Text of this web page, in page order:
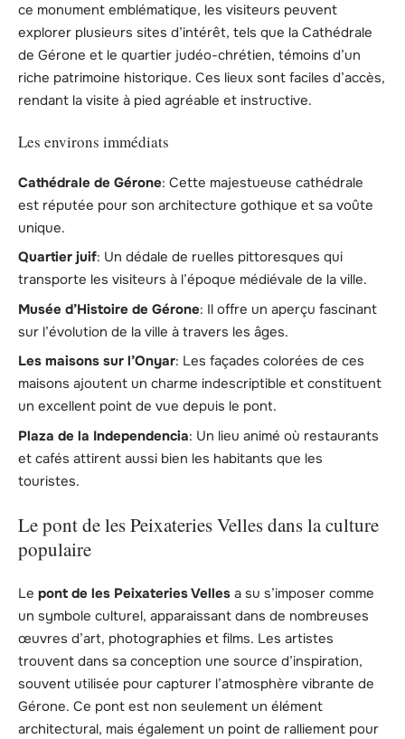
ce monument emblématique, les visiteurs peuvent
explorer plusieurs sites d’intérêt, tels que la Cathédrale
de Gérone et le quartier judéo-chrétien, témoins d’un
riche patrimoine historique. Ces lieux sont faciles d’accès,
rendant la visite à pied agréable et instructive.
Les environs immédiats
Cathédrale de Gérone: Cette majestueuse cathédrale
est réputée pour son architecture gothique et sa voûte
unique.
Quartier juif: Un dédale de ruelles pittoresques qui
transporte les visiteurs à l’époque médiévale de la ville.
Musée d’Histoire de Gérone: Il offre un aperçu fascinant
sur l’évolution de la ville à travers les âges.
Les maisons sur l’Onyar: Les façades colorées de ces
maisons ajoutent un charme indescriptible et constituent
un excellent point de vue depuis le pont.
Plaza de la Independencia: Un lieu animé où restaurants
et cafés attirent aussi bien les habitants que les
touristes.
Le pont de les Peixateries Velles dans la culture
populaire
Le pont de les Peixateries Velles a su s’imposer comme
un symbole culturel, apparaissant dans de nombreuses
œuvres d’art, photographies et films. Les artistes
trouvent dans sa conception une source d’inspiration,
souvent utilisée pour capturer l’atmosphère vibrante de
Gérone. Ce pont est non seulement un élément
architectural, mais également un point de ralliement pour